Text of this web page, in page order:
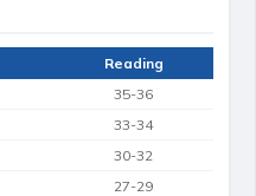
Reading
35-36
33-34
30-32
27-29